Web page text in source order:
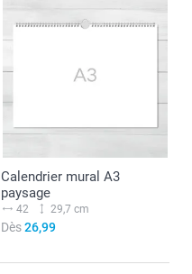
Calendrier mural A3
paysage
42 29,7 cm
Dès26,99